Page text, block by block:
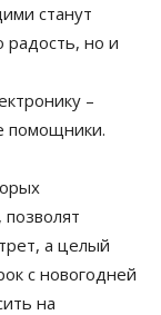
станут
радость, но и
–
помощники.
а целый
с новогодней
на